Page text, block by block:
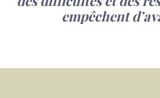
empêchent